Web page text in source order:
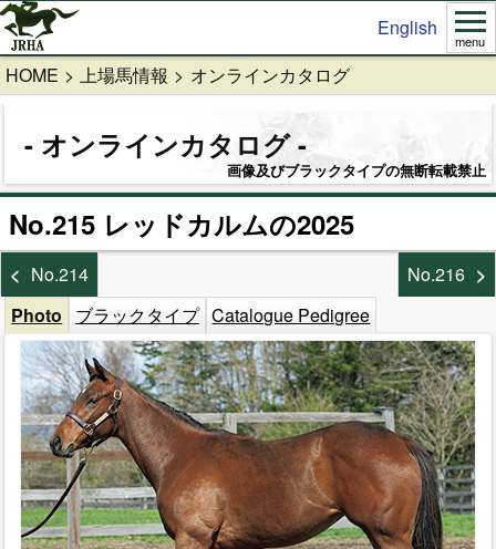
English
menu
HOME 上場馬情報 オンラインカタログ
オンラインカタログ
画像及びブラックタイプの無断転載禁止
No.215 レッドカルムの2025
No.214
No.216
Photo
ブラックタイプ Catalogue Pedigree